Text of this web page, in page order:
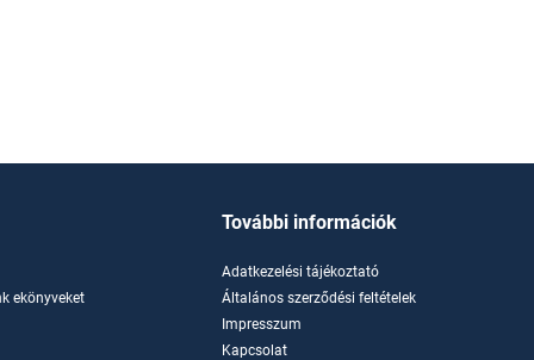
ekönyveket
További információk
Adatkezelési tájékoztató
Általános szerződési feltételek
Impresszum
Kapcsolat